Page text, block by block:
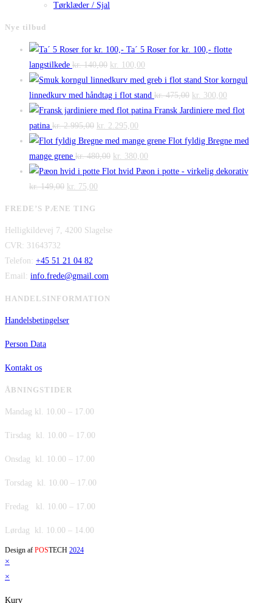
Tørklæder / Sjal
Nye tilbud
Ta´ 5 Roser for kr. 100,- flotte
langstilkede kr.140,00 Den
oprindelige
pris
var:
kr. 140,00.
kr. 100,00
aktuelle
pris
er:
Stor korngul
linnedkurv med håndtag i flot stand kr.475,00 Den
oprindelige
var:
kr. 300,00
aktuelle
er:
Fransk Jardiniere med flot
patina kr.2.995,00 Den
oprindelige
pris
var:
kr. 2.995,00.
kr. 2.295,00
aktuelle
pris
er:
Flot fyldig Bregne med
mange grene kr.480,00 Den
oprindelige
kr. 380,00
aktuelle
Flot hvid Pæon i potte - virkelig dekorativ
kr.149,00 Den
var:
kr. 75,00
er:
FREDE’S PÆNE TING
Helligkildevej 7, 4200 Slagelse
CVR: 31643732
Telefon: +45 51 21 04 82
Email: info.frede@gmail.com
HANDELSINFORMATION
Handelsbetingelser
Person Data
Kontakt os
ÅBNINGSTIDER
Mandag kl. 10.00 – 17.00
Tirsdag kl. 10.00 – 17.00
Onsdag kl. 10.00 – 17.00
Torsdag kl. 10.00 – 17.00
Fredag kl. 10.00 – 17.00
Lørdag kl. 10.00 – 14.00
Design af POSTECH 2024
×
×
Kurv